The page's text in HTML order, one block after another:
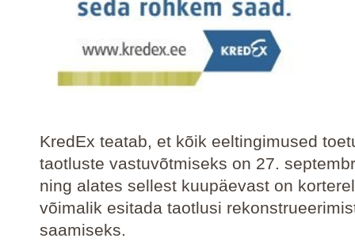
KredEx teatab, et kõik eeltingimused
taotluste vastuvõtmiseks on 27.
ning alates sellest kuupäevast on
võimalik esitada taotlusi
saamiseks.